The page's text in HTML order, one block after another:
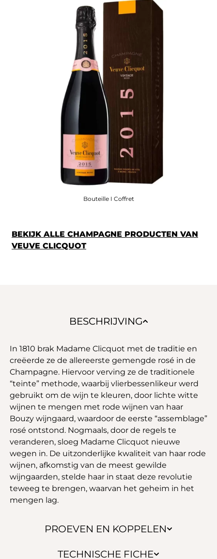
Bouteille I Coffret
BEKIJK ALLE CHAMPAGNE PRODUCTEN VAN
VEUVE CLICQUOT
BESCHRIJVING
PROEVEN EN KOPPELEN
TECHNISCHE FICHE
In 1810 brak Madame Clicquot met de traditie en
creëerde ze de allereerste gemengde rosé in de
Champagne. Hiervoor verving ze de traditionele
“teinte” methode, waarbij vlierbessenlikeur werd
gebruikt om de wijn te kleuren, door lichte witte
wijnen te mengen met rode wijnen van haar
Bouzy wijngaard, waardoor de eerste “assemblage”
rosé ontstond. Nogmaals, door de regels te
veranderen, sloeg Madame Clicquot nieuwe
wegen in. De uitzonderlijke kwaliteit van haar rode
wijnen, afkomstig van de meest gewilde
wijngaarden, stelde haar in staat deze revolutie
teweeg te brengen, waarvan het geheim in het
mengen lag.